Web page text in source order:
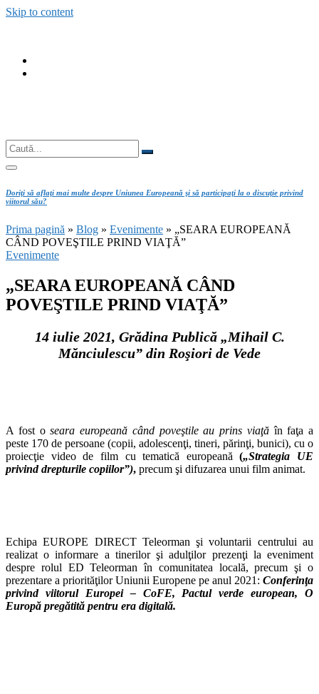
Skip to content
Căutare
Caută...
Doriţi să aflaţi mai multe despre Uniunea Europeană şi să participaţi la o discuţie privind
viitorul său?
Prima pagină » Blog » Evenimente » „SEARA EUROPEANĂ
CÂND POVEŞTILE PRIND VIAŢĂ”
Evenimente
„SEARA EUROPEANĂ CÂND
POVEŞTILE PRIND VIAŢĂ”
14 iulie 2021, Grădina Publică „Mihail C.
Mănciulescu” din Roşiori de Vede
A fost oseara europeană când poveştile au prins viaţăîn faţa a
peste 170 de persoane (copii, adolescenţi, tineri, părinţi, bunici), cu o
proiecţie video de film cu tematică europeană(„Strategia UE
privind drepturile copiilor”), precum şi difuzarea unui film animat.
Echipa EUROPE DIRECT Teleorman şi voluntarii centrului au
realizat o informare a tinerilor şi adulţilor prezenţi la eveniment
despre rolul ED Teleorman în comunitatea locală, precum şi o
prezentare a priorităţilor Uniunii Europene pe anul 2021: Conferinţa
privind viitorul Europei – CoFE, Pactul verde european, O
Europă pregătită pentru era digitală.